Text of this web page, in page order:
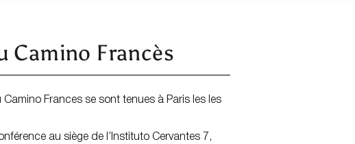
Camino Francès
Frances se sont tenues à Paris les les
au siège de l’Instituto Cervantes 7,